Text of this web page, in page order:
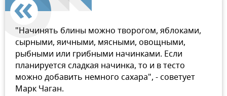
"Начинять блины можно творогом, яблоками,
сырными, яичными, мясными, овощными,
рыбными или грибными начинками. Если
планируется сладкая начинка, то и в тесто
можно добавить немного сахара", - советует
Марк Чаган.